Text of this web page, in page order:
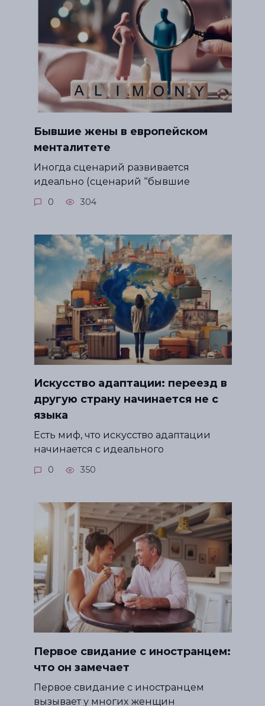
Бывшие жены в европейском
менталитете
Иногда сценарий развивается
идеально (сценарий “бывшие
0 304
Искусство адаптации: переезд в
другую страну начинается не с
языка
Есть миф, что искусство адаптации
начинается с идеального
0 350
Первое свидание с иностранцем:
что он замечает
Первое свидание с иностранцем
вызывает у многих женщин